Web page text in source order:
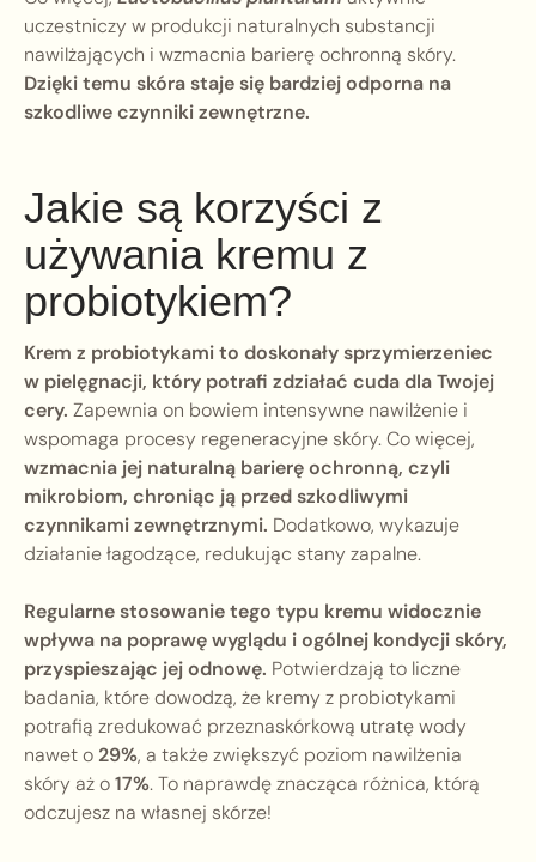
uczestniczy w produkcji naturalnych substancji
nawilżających i wzmacnia barierę ochronną skóry.
Dzięki temu skóra staje się bardziej odporna na
szkodliwe czynniki zewnętrzne.
Jakie są korzyści z
używania kremu z
probiotykiem?
Krem z probiotykami to doskonały sprzymierzeniec
w pielęgnacji, który potrafi zdziałać cuda dla Twojej
cery. Zapewnia on bowiem intensywne nawilżenie i
wspomaga procesy regeneracyjne skóry. Co więcej,
wzmacnia jej naturalną barierę ochronną, czyli
mikrobiom, chroniąc ją przed szkodliwymi
czynnikami zewnętrznymi. Dodatkowo, wykazuje
działanie łagodzące, redukując stany zapalne.
Regularne stosowanie tego typu kremu widocznie
wpływa na poprawę wyglądu i ogólnej kondycji skóry,
przyspieszając jej odnowę. Potwierdzają to liczne
badania, które dowodzą, że kremy z probiotykami
potrafią zredukować przeznaskórkową utratę wody
nawet o29%, a także zwiększyć poziom nawilżenia
skóry aż o17%. To naprawdę znacząca różnica, którą
odczujesz na własnej skórze!